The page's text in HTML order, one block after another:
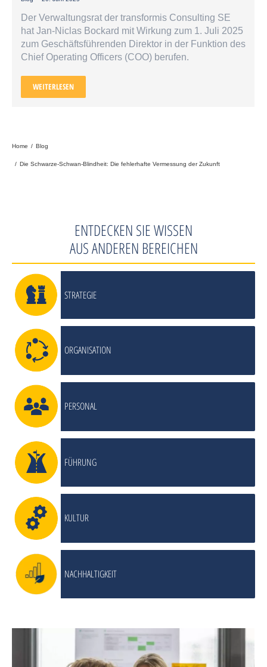
Der Verwaltungsrat der transformis Consulting SE
hat Jan-Niclas Bockard mit Wirkung zum 1. Juli 2025
zum Geschäftsführenden Direktor in der Funktion des
Chief Operating Officers (COO) berufen.
WEITERLESEN
Sie befinden sich hier:
Home Blog
Die Schwarze-Schwan-Blindheit: Die fehlerhafte Vermessung der Zukunft
ENTDECKEN SIE WISSEN
AUS ANDEREN BEREICHEN
STRATEGIE
ORGANISATION
PERSONAL
FÜHRUNG
KULTUR
NACHHALTIGKEIT